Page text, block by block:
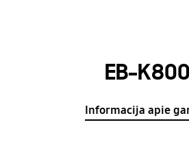
EB-
Informacija apie